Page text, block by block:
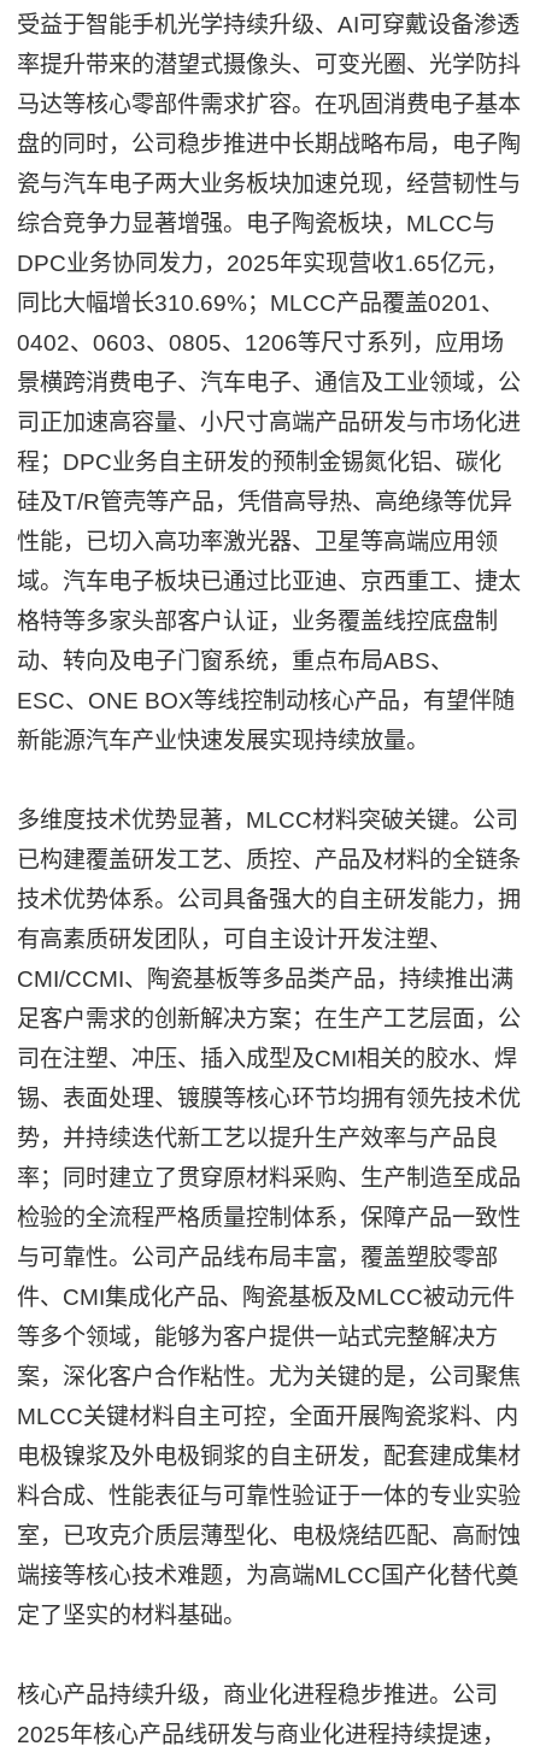
受益于智能手机光学持续升级、AI可穿戴设备渗透
率提升带来的潜望式摄像头、可变光圈、光学防抖
马达等核心零部件需求扩容。在巩固消费电子基本
盘的同时，公司稳步推进中长期战略布局，电子陶
瓷与汽车电子两大业务板块加速兑现，经营韧性与
综合竞争力显著增强。电子陶瓷板块，MLCC与
DPC业务协同发力，2025年实现营收1.65亿元，
同比大幅增长310.69%；MLCC产品覆盖0201、
0402、0603、0805、1206等尺寸系列，应用场
景横跨消费电子、汽车电子、通信及工业领域，公
司正加速高容量、小尺寸高端产品研发与市场化进
程；DPC业务自主研发的预制金锡氮化铝、碳化
硅及T/R管壳等产品，凭借高导热、高绝缘等优异
性能，已切入高功率激光器、卫星等高端应用领
域。汽车电子板块已通过比亚迪、京西重工、捷太
格特等多家头部客户认证，业务覆盖线控底盘制
动、转向及电子门窗系统，重点布局ABS、
ESC、ONE BOX等线控制动核心产品，有望伴随
新能源汽车产业快速发展实现持续放量。
多维度技术优势显著，MLCC材料突破关键。公司
已构建覆盖研发工艺、质控、产品及材料的全链条
技术优势体系。公司具备强大的自主研发能力，拥
有高素质研发团队，可自主设计开发注塑、
CMI/CCMI、陶瓷基板等多品类产品，持续推出满
足客户需求的创新解决方案；在生产工艺层面，公
司在注塑、冲压、插入成型及CMI相关的胶水、焊
锡、表面处理、镀膜等核心环节均拥有领先技术优
势，并持续迭代新工艺以提升生产效率与产品良
率；同时建立了贯穿原材料采购、生产制造至成品
检验的全流程严格质量控制体系，保障产品一致性
与可靠性。公司产品线布局丰富，覆盖塑胶零部
件、CMI集成化产品、陶瓷基板及MLCC被动元件
等多个领域，能够为客户提供一站式完整解决方
案，深化客户合作粘性。尤为关键的是，公司聚焦
MLCC关键材料自主可控，全面开展陶瓷浆料、内
电极镍浆及外电极铜浆的自主研发，配套建成集材
料合成、性能表征与可靠性验证于一体的专业实验
室，已攻克介质层薄型化、电极烧结匹配、高耐蚀
端接等核心技术难题，为高端MLCC国产化替代奠
定了坚实的材料基础。
核心产品持续升级，商业化进程稳步推进。公司
2025年核心产品线研发与商业化进程持续提速，